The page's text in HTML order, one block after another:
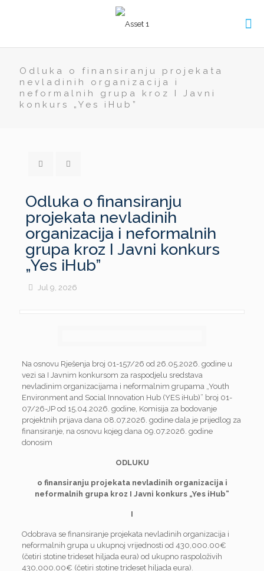
Odluka o finansiranju projekata
nevladinih organizacija i
neformalnih grupa kroz I Javni
konkurs „Yes iHub”
Odluka o finansiranju
projekata nevladinih
organizacija i neformalnih
grupa kroz I Javni konkurs
„Yes iHub”
Jul 9, 2026
Na osnovu Rješenja broj 01-157/26 od 26.05.2026. godine u
vezi sa I Javnim konkursom za raspodjelu sredstava
nevladinim organizacijama i neformalnim grupama „Youth
Environment and Social Innovation Hub (YES iHub)” broj 01-
07/26-JP od 15.04.2026. godine, Komisija za bodovanje
projektnih prijava dana 08.07.2026. godine dala je prijedlog za
finansiranje, na osnovu kojeg dana 09.07.2026. godine
donosim
ODLUKU
o finansiranju projekata nevladinih organizacija i
neformalnih grupa kroz I Javni konkurs „Yes iHub”
I
Odobrava se finansiranje projekata nevladinih organizacija i
neformalnih grupa u ukupnoj vrijednosti od 430,000.00€
(četiri stotine trideset hiljada eura) od ukupno raspoloživih
430,000.00€ (četiri stotine trideset hiljada eura).